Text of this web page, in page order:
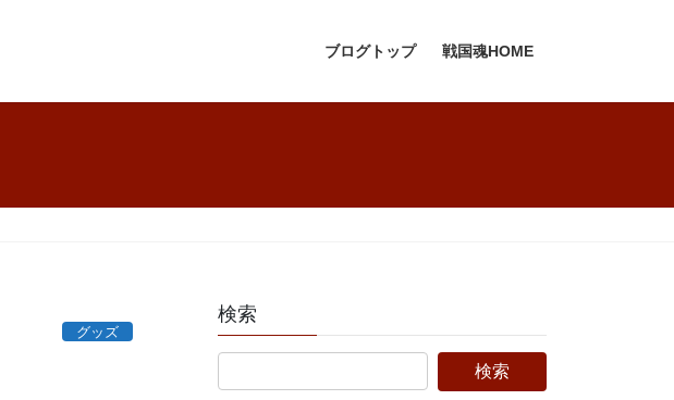
ブログトップ 戦国魂HOME
グッズ
検索